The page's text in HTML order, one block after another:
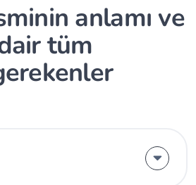
anlamı ve
tüm